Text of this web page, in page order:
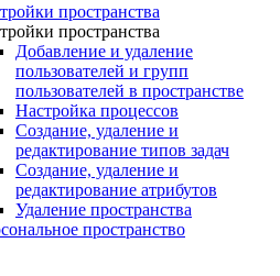
пространства
пространства
Добавление и удаление
пользователей и групп
пользователей в пространстве
Настройка процессов
Создание, удаление и
редактирование типов задач
Создание, удаление и
редактирование атрибутов
Удаление пространства
пространство